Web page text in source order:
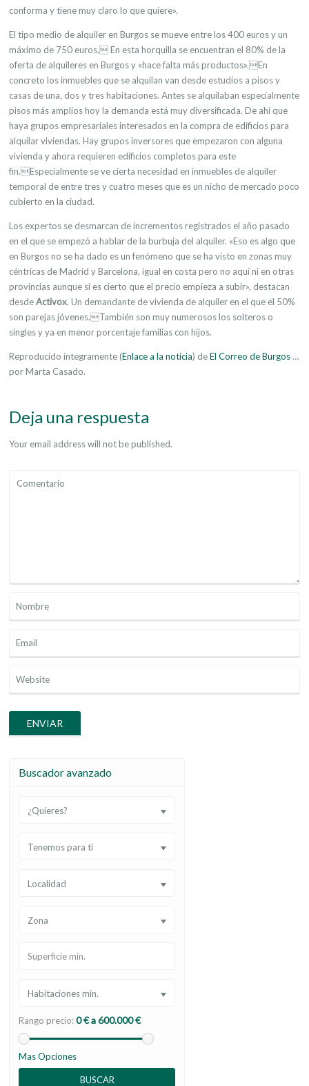
conforma y tiene muy claro lo que quiere».
El tipo medio de alquiler en Burgos se mueve entre los 400 euros y un
máximo de 750 euros. En esta horquilla se encuentran el 80% de la
oferta de alquileres en Burgos y «hace falta más productos».En
concreto los inmuebles que se alquilan van desde estudios a pisos y
casas de una, dos y tres habitaciones. Antes se alquilaban especialmente
pisos más amplios hoy la demanda está muy diversificada. De ahí que
haya grupos empresariales interesados en la compra de edificios para
alquilar viviendas. Hay grupos inversores que empezaron con alguna
vivienda y ahora requieren edificios completos para este
fin.Especialmente se ve cierta necesidad en inmuebles de alquiler
temporal de entre tres y cuatro meses que es un nicho de mercado poco
cubierto en la ciudad.
Los expertos se desmarcan de incrementos registrados el año pasado
en el que se empezó a hablar de la burbuja del alquiler. «Eso es algo que
en Burgos no se ha dado es un fenómeno que se ha visto en zonas muy
céntricas de Madrid y Barcelona, igual en costa pero no aquí ni en otras
provincias aunque sí es cierto que el precio empieza a subir», destacan
desdeActivox. Un demandante de vivienda de alquiler en el que el 50%
son parejas jóvenes.También son muy numerosos los solteros o
singles y ya en menor porcentaje familias con hijos.
Reproducido íntegramente (Enlace a la noticia) deEl Correo de Burgos…
por Marta Casado.
Deja una respuesta
Your email address will not be published.
Buscador avanzado
¿Quieres?
Tenemos para tí
Localidad
Zona
Habitaciones min.
Rango precio:0 € a 600.000 €
Mas Opciones
BUSCAR